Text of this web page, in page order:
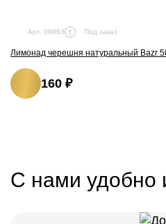
Арт. 08963 Под заказ
Лимонад черешня натуральный Bazr
160 ₽
С нами удобно